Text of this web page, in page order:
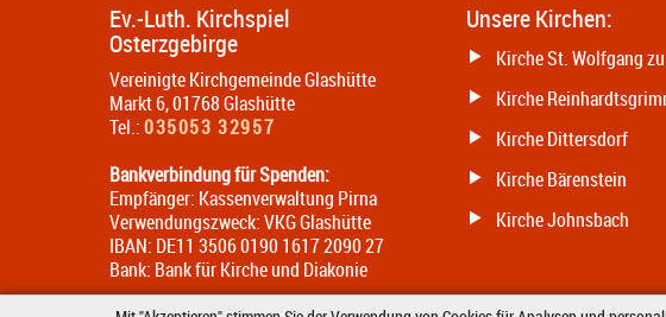
Ev.-Luth. Kirchspiel
Osterzgebirge
Vereinigte Kirchgemeinde Glashütte
Markt 6,01768Glashütte
Tel.:035053 32957
Bankverbindung für Spenden:
Empfänger: Kassenverwaltung Pirna
Verwendungszweck: VKG Glashütte
IBAN: DE11 3506 0190 1617 2090 27
Bank: Bank für Kirche und Diakonie
Unsere Kirchen:
Kirche St. Wolfgang
Kirche
Kirche Dittersdorf
Kirche Bärenstein
Kirche Johnsbach